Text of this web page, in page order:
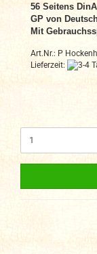
56 Seitens
GP von
Mit
Art.Nr.: P
Lieferzeit: